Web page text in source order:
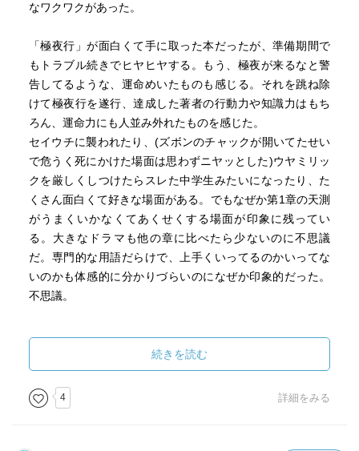
なワクワクがあった。
「極夜行」が面白くて手に取った本だったが、準備期間で
もトラブル続きでヒヤヒヤする。もう、極夜が来るなと警
告してるような、運命めいたものも感じる。それを跳ね除
けて極夜行を遂行、達成した著者の行動力や知識力はもち
ろん、運命力にも人並み外れたものを感じた。
セイウチに襲われたり、(ズボンのチャックが開いてたせい
で危うく死にかけた場面は思わずニヤッとした)ウヤミリッ
クを厳しくしつけたらスレた中学生みたいになったり、た
くさん面白くて好きな場面がある。でもなぜか第1章の天測
がうまくいかなくてあくせくする場面が印象に残ってい
る。大きなドラマも他の章に比べたら少ないのに不思議
だ。専門的な用語だらけで、上手くいってるのかいってな
いのかも体感的に分かりづらいのになぜか印象的だった。
不思議。
続きを読む
4 詳細をみる